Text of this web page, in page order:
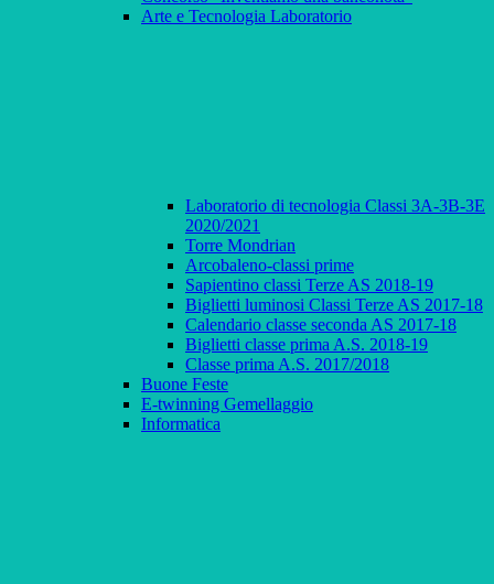
Arte e Tecnologia Laboratorio
Laboratorio di tecnologia Classi 3A-3B-3E
2020/2021
Torre Mondrian
Arcobaleno-classi prime
Sapientino classi Terze AS 2018-19
Biglietti luminosi Classi Terze AS 2017-18
Calendario classe seconda AS 2017-18
Biglietti classe prima A.S. 2018-19
Classe prima A.S. 2017/2018
Buone Feste
E-twinning Gemellaggio
Informatica